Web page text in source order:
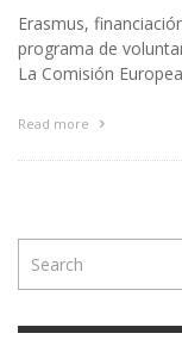
Erasmus,
programa de
La Comisión
Read more